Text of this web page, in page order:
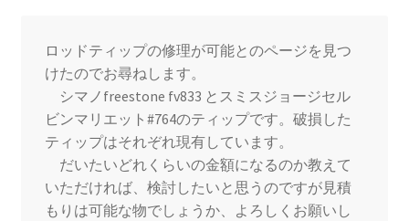
ロッドティップの修理が可能とのページを見つ
けたのでお尋ねします。
シマノfreestone fv833 とスミスジョージセル
ビンマリエット#764のティップです。破損した
ティップはそれぞれ現有しています。
だいたいどれくらいの金額になるのか教えて
いただければ、検討したいと思うのですが見積
もりは可能な物でしょうか、よろしくお願いし